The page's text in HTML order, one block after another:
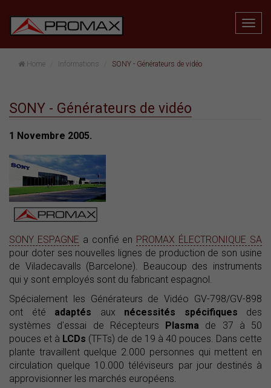
Home Informations SONY - Générateurs de vidéo
SONY - Générateurs de vidéo
1 Novembre 2005.
SONY ESPAGNE a confié en PROMAX ÉLECTRONIQUE SA
pour doter ses nouvelles lignes de production de son usine
de Viladecavalls (Barcelone). Beaucoup des instruments
qui y sont employés sont du fabricant espagnol.
Spécialement les Générateurs de Vidéo GV-798/GV-898
ont été adaptés aux nécessités spécifiques des
systèmes d'essai de Récepteurs Plasma de 37 à 50
pouces et à LCDs (TFTs) de de 19 à 40 pouces. Dans cette
plante travaillent quelque 2.000 personnes qui mettent en
circulation quelque 10.000 téléviseurs par jour destinés à
approvisionner les marchés européens.